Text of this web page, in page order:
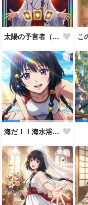
太陽の予言者（プロンプト使い方あってるんだろうか？）
海だ！！海水浴だ！！